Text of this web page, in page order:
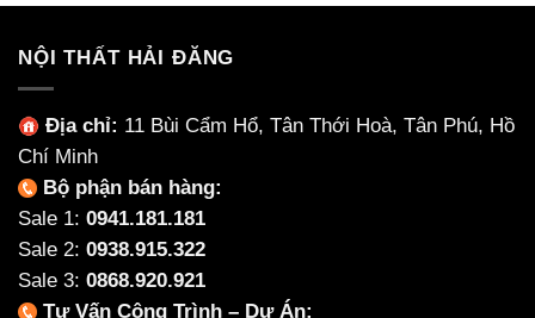
NỘI THẤT HẢI ĐĂNG
Địa chỉ: 11 Bùi Cẩm Hổ, Tân Thới Hoà, Tân Phú, Hồ
Chí Minh
Bộ phận bán hàng:
Sale 1: 0941.181.181
Sale 2: 0938.915.322
Sale 3: 0868.920.921
Tư Vấn Công Trình – Dự Án: